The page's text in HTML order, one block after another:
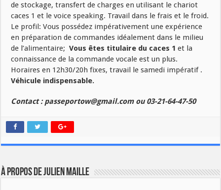
de stockage, transfert de charges en utilisant le chariot
caces 1 et le voice speaking. Travail dans le frais et le froid.
Le profil: Vous possédez impérativement une expérience
en préparation de commandes idéalement dans le milieu
de l’alimentaire;Vous êtes titulaire du caces 1 et la
connaissance de la commande vocale est un plus.
Horaires en 12h30/20h fixes, travail le samedi impératif .
Véhicule indispensable.
Contact : passeportow@gmail.com ou 03-21-64-47-50
À propos de Julien Maille